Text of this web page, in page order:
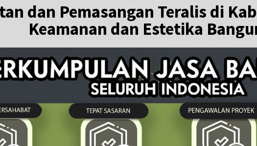
dan Pemasangan Teralis di
Keamanan dan Estetika